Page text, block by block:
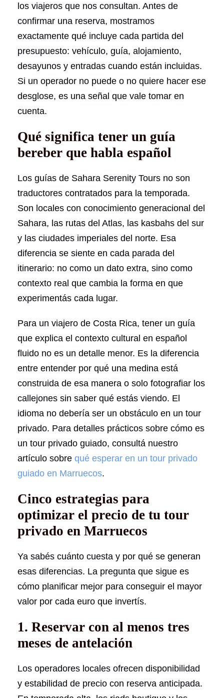
los viajeros que nos consultan. Antes de
confirmar una reserva, mostramos
exactamente qué incluye cada partida del
presupuesto: vehículo, guía, alojamiento,
desayunos y entradas cuando están incluidas.
Si un operador no puede o no quiere hacer ese
desglose, es una señal que vale tomar en
cuenta.
Qué significa tener un guía
bereber que habla español
Los guías de Sahara Serenity Tours no son
traductores contratados para la temporada.
Son locales con conocimiento generacional del
Sahara, las rutas del Atlas, las kasbahs del sur
y las ciudades imperiales del norte. Esa
diferencia se siente en cada parada del
itinerario: no como un dato extra, sino como
contexto real que cambia la forma en que
experimentás cada lugar.
Para un viajero de Costa Rica, tener un guía
que explica el contexto cultural en español
fluido no es un detalle menor. Es la diferencia
entre entender por qué una medina está
construida de esa manera o solo fotografiar los
callejones sin saber qué estás viendo. El
idioma no debería ser un obstáculo en un tour
privado. Para detalles prácticos sobre cómo es
un tour privado guiado, consultá nuestro
artículo sobre qué esperar en un tour privado
guiado en Marruecos.
Cinco estrategias para
optimizar el precio de tu tour
privado en Marruecos
Ya sabés cuánto cuesta y por qué se generan
esas diferencias. La pregunta que sigue es
cómo planificar mejor para conseguir el mayor
valor por cada euro que invertís.
1. Reservar con al menos tres
meses de antelación
Los operadores locales ofrecen disponibilidad
y estabilidad de precio con reserva anticipada.